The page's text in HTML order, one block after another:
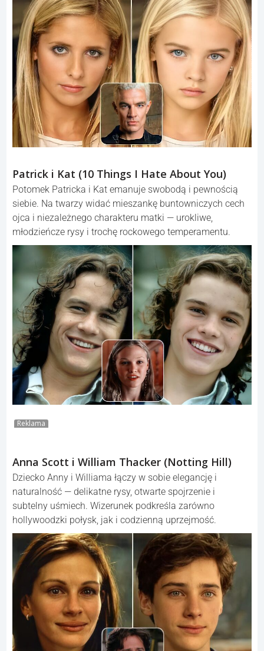
Patrick i Kat (10 Things I Hate About You)
Potomek Patricka i Kat emanuje swobodą i pewnością
siebie. Na twarzy widać mieszankę buntowniczych cech
ojca i niezależnego charakteru matki — urokliwe,
młodzieńcze rysy i trochę rockowego temperamentu.
Reklama
Anna Scott i William Thacker (Notting Hill)
Dziecko Anny i Williama łączy w sobie elegancję i
naturalność — delikatne rysy, otwarte spojrzenie i
subtelny uśmiech. Wizerunek podkreśla zarówno
hollywoodzki połysk, jak i codzienną uprzejmość.